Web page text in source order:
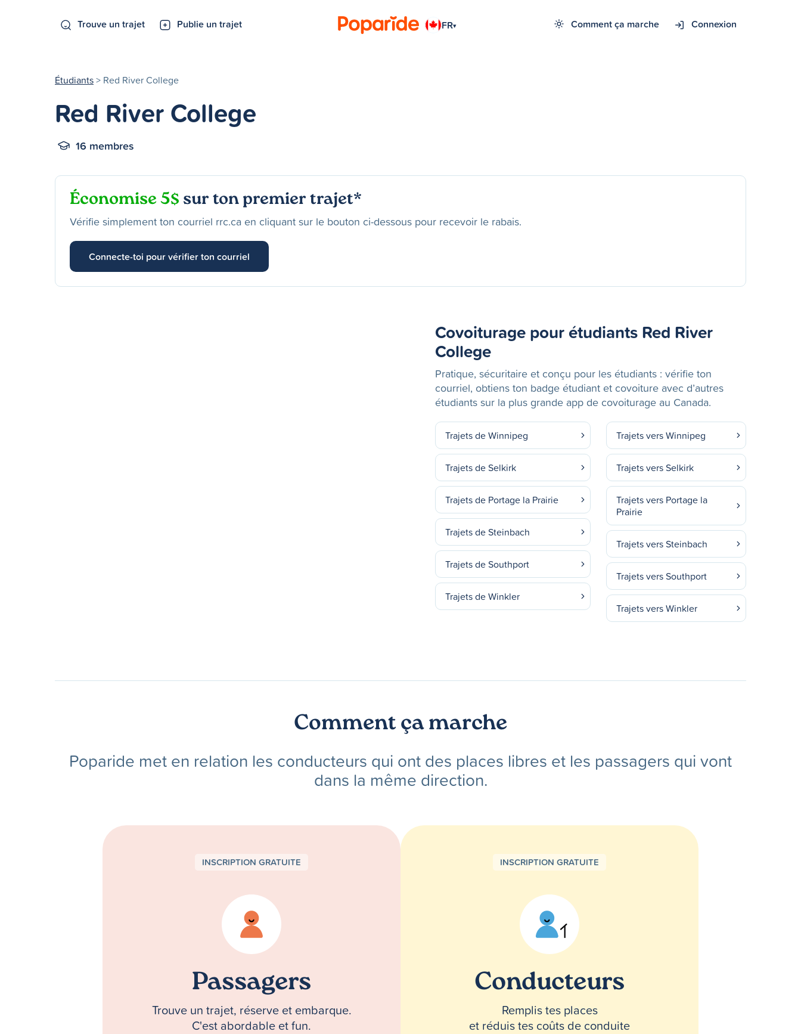
Trouve un trajet Publie un trajet FR▾ Comment ça marche Connexion
Étudiants> Red River College
Red River College
16 membres
Économise 5$sur ton premier trajet*
Vérifie simplement ton courriel rrc.ca en cliquant sur le bouton ci-dessous pour recevoir le rabais.
Connecte-toi pour vérifier ton courriel
Covoiturage pour étudiants Red River
College
Pratique, sécuritaire et conçu pour les étudiants : vérifie ton
courriel, obtiens ton badge étudiant et covoiture avec d’autres
étudiants sur la plus grande app de covoiturage au Canada.
Trajets de Winnipeg
Trajets de Selkirk
Trajets de Portage la Prairie
Trajets de Steinbach
Trajets de Southport
Trajets de Winkler
Trajets vers Winnipeg
Trajets vers Selkirk
Trajets vers Portage la
Prairie
Trajets vers Steinbach
Trajets vers Southport
Trajets vers Winkler
Comment ça marche
Poparide met en relation les conducteurs qui ont des places libres et les passagers qui vont
dans la même direction.
INSCRIPTION GRATUITE
Passagers
Trouve un trajet, réserve et embarque.
C'est abordable et fun.
INSCRIPTION GRATUITE
Conducteurs
Remplis tes places
et réduis tes coûts de conduite